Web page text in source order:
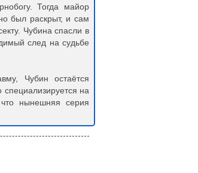
Тогда майор
был раскрыт, и сам
Чубина спасли в
след на судьбе
Чубин остаётся
на
нынешняя серия